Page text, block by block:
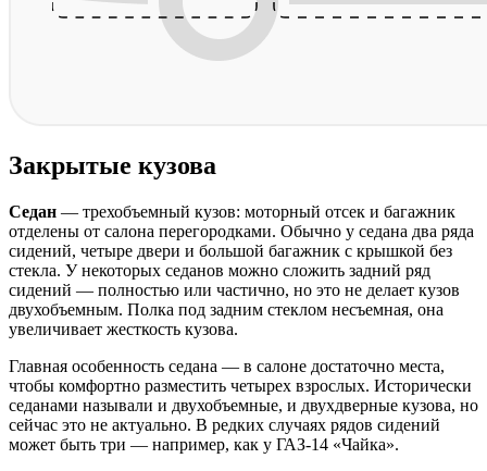
Закрытые кузова
Седан — трехобъемный кузов: моторный отсек и багажник
отделены от салона перегородками. Обычно у седана два ряда
сидений, четыре двери и большой багажник с крышкой без
стекла. У некоторых седанов можно сложить задний ряд
сидений — полностью или частично, но это не делает кузов
двухобъемным. Полка под задним стеклом несъемная, она
увеличивает жесткость кузова.
Главная особенность седана — в салоне достаточно места,
чтобы комфортно разместить четырех взрослых. Исторически
седанами называли и двухобъемные, и двухдверные кузова, но
сейчас это не актуально. В редких случаях рядов сидений
может быть три — например, как у ГАЗ-14 «Чайка».